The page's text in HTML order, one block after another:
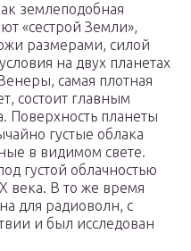
землеподобная
«сестрой Земли»,
размерами, силой
на двух планетах
самая плотная
состоит главным
Поверхность планеты
густые облака
в видимом свете.
густой облачностью
века. В то же время
для радиоволн, с
и был исследован